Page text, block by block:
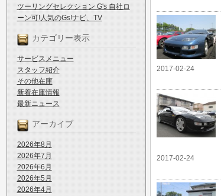
ツーリングセレクション G's 自社ロ
ーン可!人気のGs!ナビ、TV
カテゴリー表示
サービスメニュー
スタッフ紹介
その他在庫
新着在庫情報
最新ニュース
アーカイブ
2026年8月
2026年7月
2026年6月
2026年5月
2026年4月
2017-02-24
2017-02-24